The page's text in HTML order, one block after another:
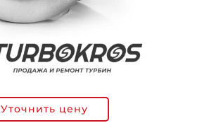
Уточнить цену